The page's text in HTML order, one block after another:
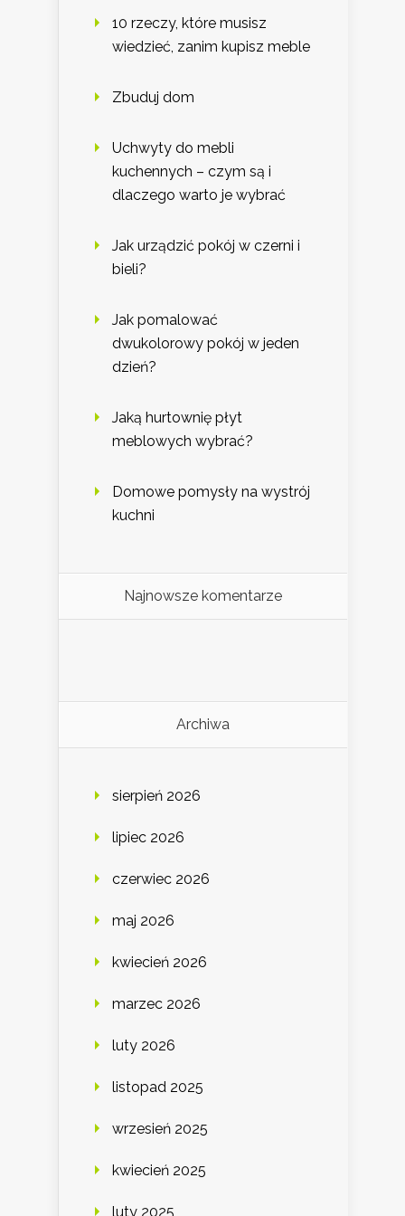
10 rzeczy, które musisz
wiedzieć, zanim kupisz meble
Zbuduj dom
Uchwyty do mebli
kuchennych – czym są i
dlaczego warto je wybrać
Jak urządzić pokój w czerni i
bieli?
Jak pomalować
dwukolorowy pokój w jeden
dzień?
Jaką hurtownię płyt
meblowych wybrać?
Domowe pomysły na wystrój
kuchni
Najnowsze komentarze
Archiwa
sierpień 2026
lipiec 2026
czerwiec 2026
maj 2026
kwiecień 2026
marzec 2026
luty 2026
listopad 2025
wrzesień 2025
kwiecień 2025
luty 2025